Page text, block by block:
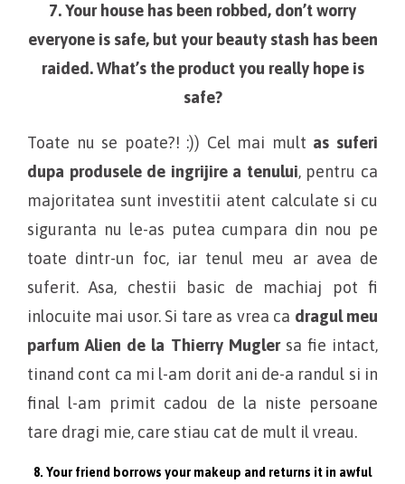
7. Your house has been robbed, don’t worry
everyone is safe, but your beauty stash has been
raided. What’s the product you really hope is
safe?
Toate nu se poate?! :)) Cel mai mult as suferi
dupa produsele de ingrijire a tenului, pentru ca
majoritatea sunt investitii atent calculate si cu
siguranta nu le-as putea cumpara din nou pe
toate dintr-un foc, iar tenul meu ar avea de
suferit. Asa, chestii basic de machiaj pot fi
inlocuite mai usor. Si tare as vrea ca dragul meu
parfum Alien de la Thierry Muglersa fie intact,
tinand cont ca mi l-am dorit ani de-a randul si in
final l-am primit cadou de la niste persoane
tare dragi mie, care stiau cat de mult il vreau.
8. Your friend borrows your makeup and returns it in awful